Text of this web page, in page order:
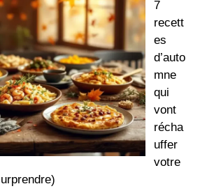
7
recett
es
d’auto
mne
qui
vont
récha
uffer
votre